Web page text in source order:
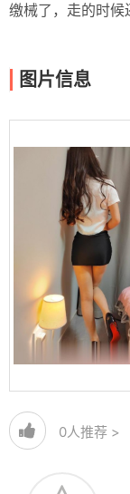
缴械了，走的时候
图片信息
0人推荐 >